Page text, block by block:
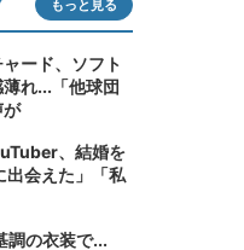
もっと見る
ード、ソフト
れ...「他球団
が
、結婚を
会えた」「私
調の衣装で...